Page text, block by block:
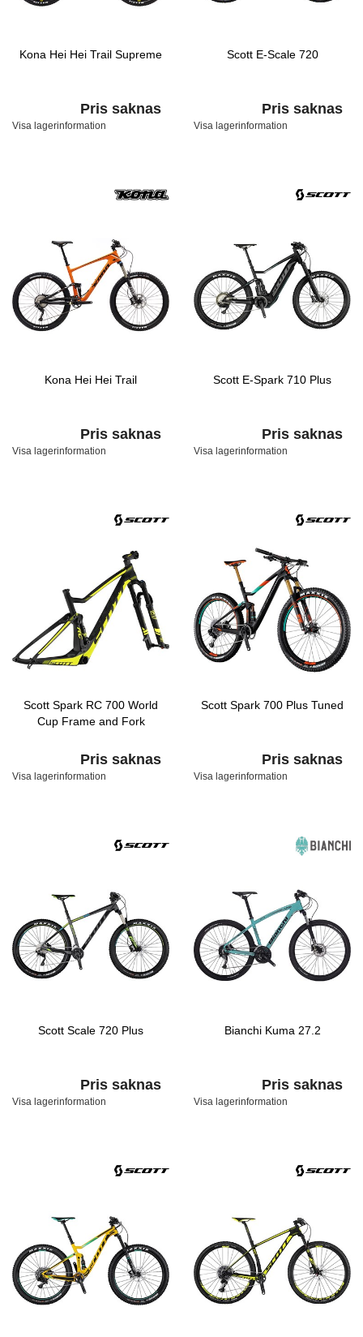
Kona Hei Hei Trail Supreme
Pris saknas
Visa lagerinformation
Scott E-Scale 720
Pris saknas
Visa lagerinformation
Kona Hei Hei Trail
Pris saknas
Visa lagerinformation
Scott E-Spark 710 Plus
Pris saknas
Visa lagerinformation
Scott Spark RC 700 World
Cup Frame and Fork
Pris saknas
Visa lagerinformation
Scott Spark 700 Plus Tuned
Pris saknas
Visa lagerinformation
Scott Scale 720 Plus
Pris saknas
Visa lagerinformation
Bianchi Kuma 27.2
Pris saknas
Visa lagerinformation